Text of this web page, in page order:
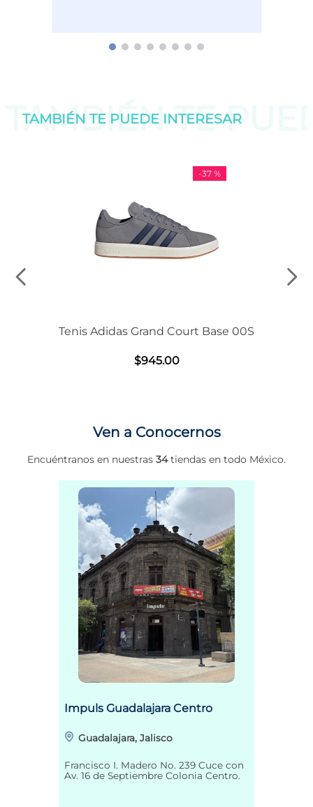
TAMBIÉN TE
TAMBIÉN TE PUEDE INTERESAR
-37 %
Tenis Adidas Grand Court Base 00S
$945.00
Ven a Conocernos
Encuéntranos en nuestras 34tiendas en todo México.
Impuls Guadalajara Centro
Guadalajara, Jalisco
Francisco I. Madero No. 239 Cuce con
Av. 16 de Septiembre Colonia Centro.